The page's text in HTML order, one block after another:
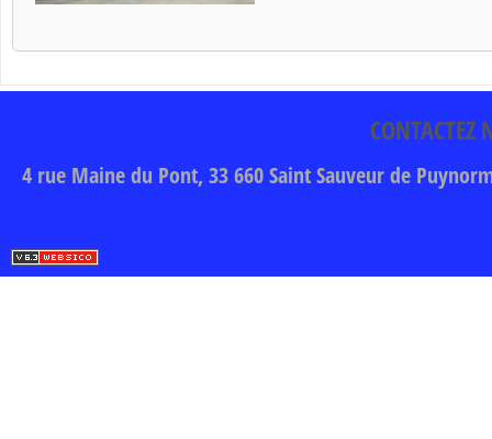
CONTACTEZ
4 rue Maine du Pont, 33 660 Saint Sauveur de